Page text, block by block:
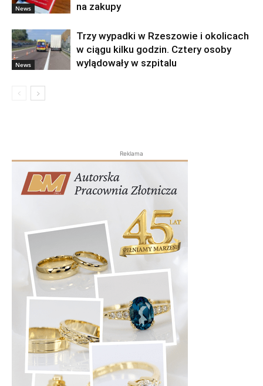
News
na zakupy
News
Trzy wypadki w Rzeszowie i okolicach
w ciągu kilku godzin. Cztery osoby
wylądowały w szpitalu
Reklama